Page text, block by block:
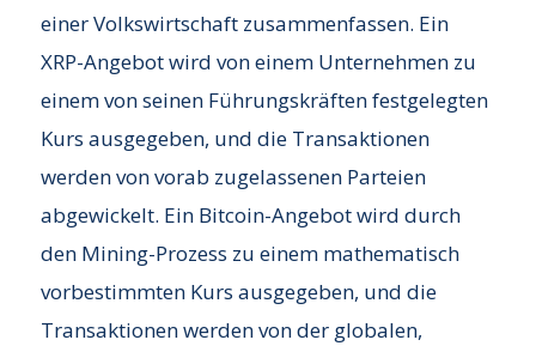
einer Volkswirtschaft zusammenfassen. Ein
XRP-Angebot wird von einem Unternehmen zu
einem von seinen Führungskräften festgelegten
Kurs ausgegeben, und die Transaktionen
werden von vorab zugelassenen Parteien
abgewickelt. Ein Bitcoin-Angebot wird durch
den Mining-Prozess zu einem mathematisch
vorbestimmten Kurs ausgegeben, und die
Transaktionen werden von der globalen,